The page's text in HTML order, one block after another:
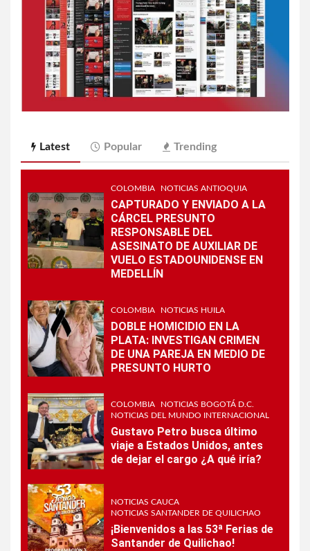
Latest Popular Trending
COLOMBIA NOTICIAS ANTIOQUIA
CAPTURADO Y ENVIADO A LA
CÁRCEL PRESUNTO
RESPONSABLE DEL
ASESINATO DE AUXILIAR DE
VUELO ESTADOUNIDENSE EN
MEDELLÍN
COLOMBIA NOTICIAS HUILA
DOBLE HOMICIDIO EN LA
PLATA: INVESTIGAN CRIMEN
DE UNA PAREJA EN MEDIO DE
PRESUNTO HURTO
COLOMBIA
NOTICIAS BOGOTÁ D.C.
NOTICIAS DEL MUNDO INTERNACIONAL
Gustavo Petro busca último
viaje a Estados Unidos, antes
de dejar el cargo ¿A qué iría?
NOTICIAS CAUCA
NOTICIAS SANTANDER DE QUILICHAO
¡Bienvenidos a las 53ª Ferias de
Santander de Quilichao!